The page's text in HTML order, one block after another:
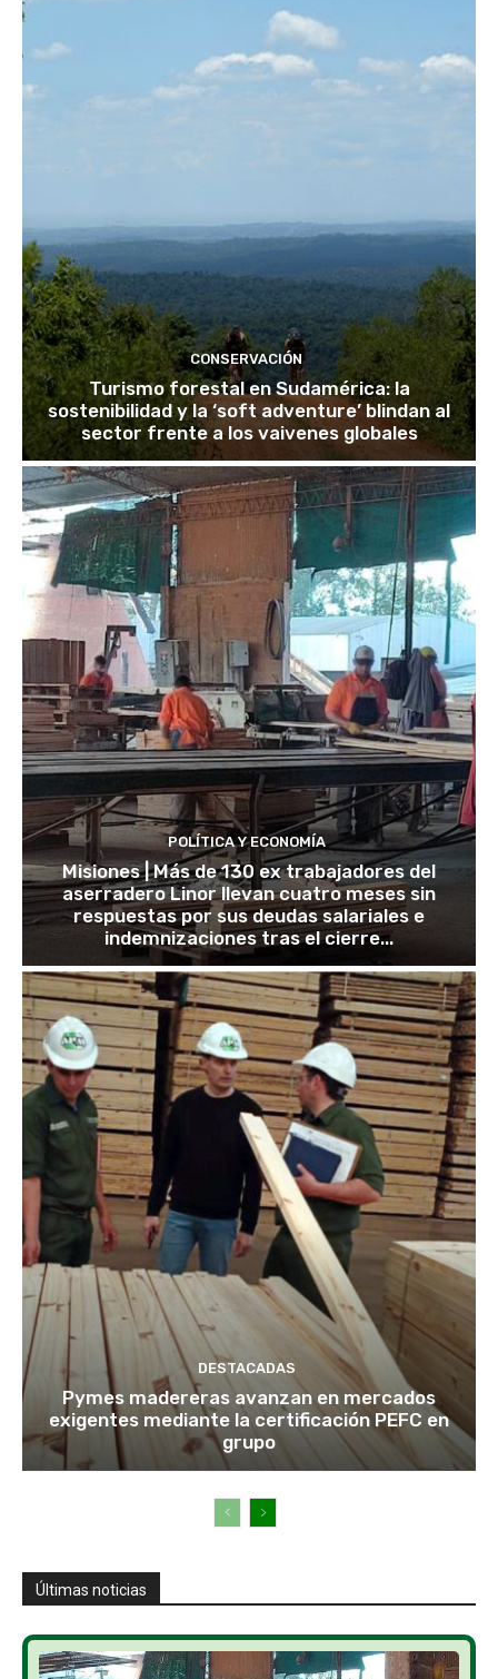
CONSERVACIÓN
Turismo forestal en Sudamérica: la
sostenibilidad y la ‘soft adventure’ blindan al
sector frente a los vaivenes globales
POLÍTICA Y ECONOMÍA
Misiones | Más de 130 ex trabajadores del
aserradero Linor llevan cuatro meses sin
respuestas por sus deudas salariales e
indemnizaciones tras el cierre...
DESTACADAS
Pymes madereras avanzan en mercados
exigentes mediante la certificación PEFC en
grupo
Últimas noticias